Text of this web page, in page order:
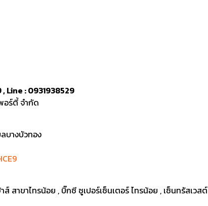
Line : 0931938529
อร์ตี้ จำกัด
บางบัวทอง
สาขาไทรน้อย , บิ๊กซี ซูเปอร์เซ็นเตอร์ ไทรน้อย , เซ็นทรัสเวสต์